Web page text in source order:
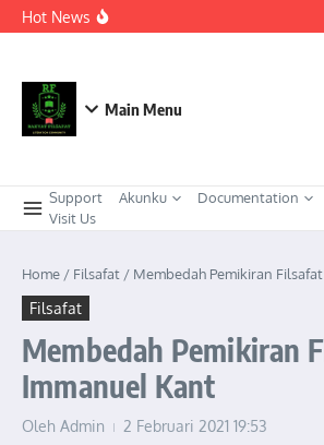
Lewati ke konten
Hot News
STRATEGI ADAPTIF
Berkeadaban: Refleksi atas
Kelangkaan Solar Bersubsidi.
Main Menu
Support Akunku
Documentation
Visit Us
Home / Filsafat / Membedah Pemikiran
Filsafat
Membedah Pemikiran
Immanuel Kant
Oleh Admin 2 Februari 2021 19:53